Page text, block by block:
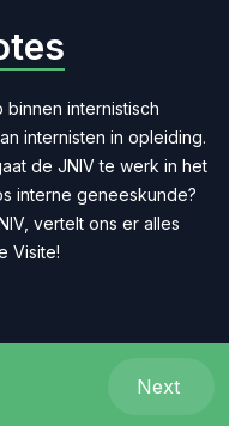
internistisch
internisten in opleiding.
de JNIV te werk in het
interne geneeskunde?
vertelt ons er alles
Visite!
Next